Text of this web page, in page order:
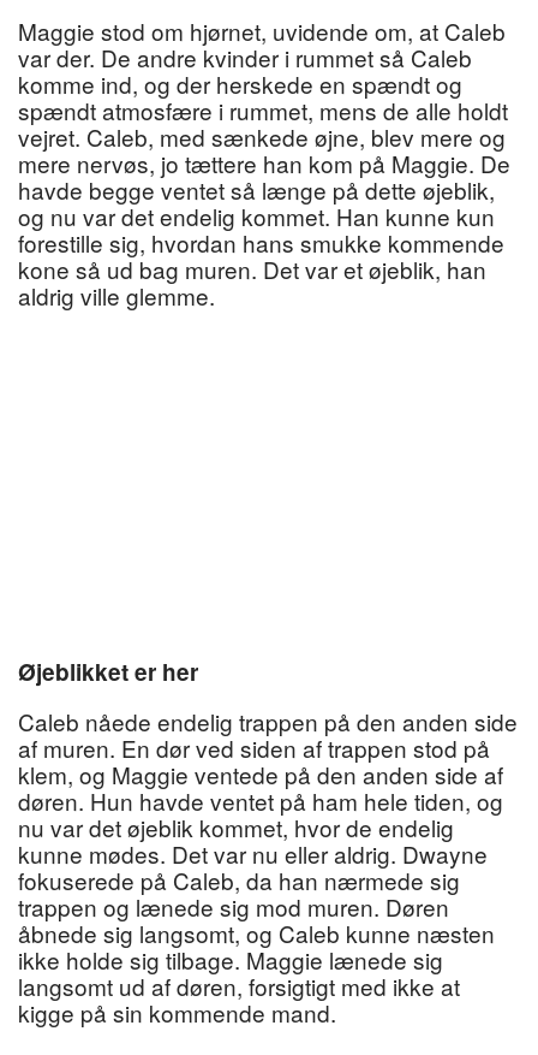
Maggie stod om hjørnet, uvidende om, at Caleb
var der. De andre kvinder i rummet så Caleb
komme ind, og der herskede en spændt og
spændt atmosfære i rummet, mens de alle holdt
vejret. Caleb, med sænkede øjne, blev mere og
mere nervøs, jo tættere han kom på Maggie. De
havde begge ventet så længe på dette øjeblik,
og nu var det endelig kommet. Han kunne kun
forestille sig, hvordan hans smukke kommende
kone så ud bag muren. Det var et øjeblik, han
aldrig ville glemme.
Øjeblikket er her
Caleb nåede endelig trappen på den anden side
af muren. En dør ved siden af trappen stod på
klem, og Maggie ventede på den anden side af
døren. Hun havde ventet på ham hele tiden, og
nu var det øjeblik kommet, hvor de endelig
kunne mødes. Det var nu eller aldrig. Dwayne
fokuserede på Caleb, da han nærmede sig
trappen og lænede sig mod muren. Døren
åbnede sig langsomt, og Caleb kunne næsten
ikke holde sig tilbage. Maggie lænede sig
langsomt ud af døren, forsigtigt med ikke at
kigge på sin kommende mand.